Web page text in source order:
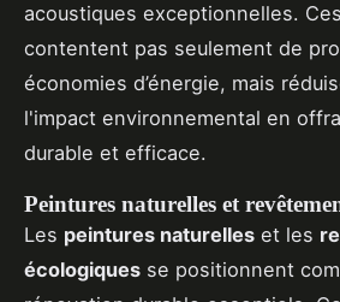
acoustiques exceptionnelles.
contentent pas seulement de
économies d’énergie, mais
l'impact environnemental en
durable et efficace.
Peintures naturelles et
Les peintures naturelles et les
écologiques se positionnent